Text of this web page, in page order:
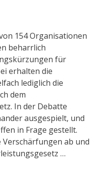
154 Organisationen
beharrlich
für
erhalten die
lediglich die
dem
In der Debatte
ausgespielt, und
in Frage gestellt.
ab und
…